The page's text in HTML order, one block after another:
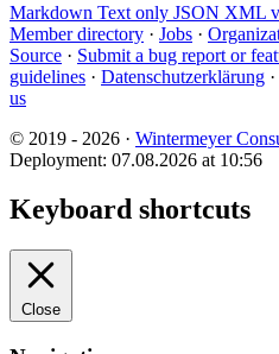
Markdown Text only JSON XML
Member directory · Jobs ·
Source · Submit a bug report or
guidelines · Datenschutzerklärung ·
us
© 2019 - 2026 · Wintermeyer
Deployment: 07.08.2026 at 10:56
Keyboard shortcuts
Close